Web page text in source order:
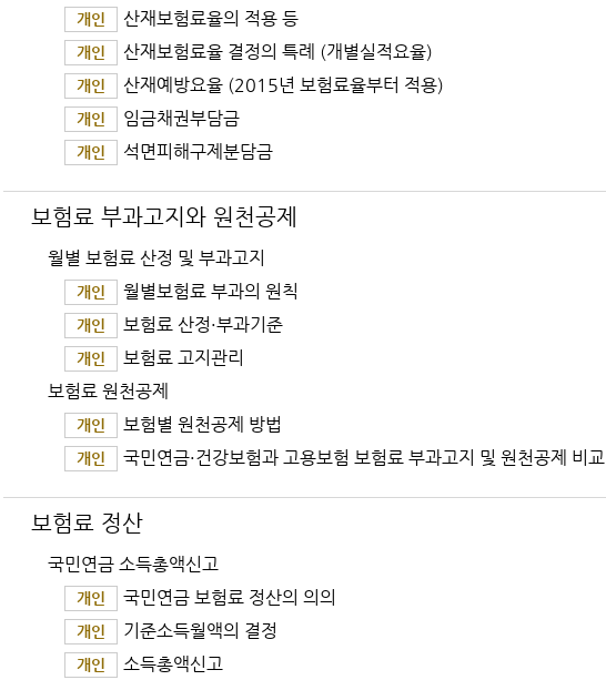
개인 산재보험료율의 적용 등
개인 산재보험료율 결정의 특례 (개별실적요율)
개인 산재예방요율 (2015년 보험료율부터 적용)
개인 임금채권부담금
개인 석면피해구제분담금
보험료 부과고지와 원천공제
월별 보험료 산정 및 부과고지
개인 월별보험료 부과의 원칙
개인 보험료 산정·부과기준
개인
보험료 고지관리
보험료 원천공제
개인 보험별 원천공제 방법
개인 국민연금·건강보험과 고용보험 보험료 부과고지 및 원천공제 비교
보험료 정산
국민연금 소득총액신고
개인 국민연금 보험료 정산의 의의
개인 기준소득월액의 결정
개인 소득총액신고